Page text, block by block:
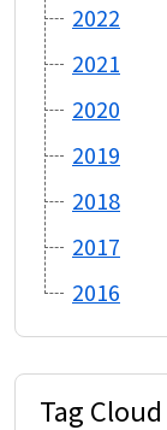
2022
2021
2020
2019
2018
2017
2016
Tag Cloud